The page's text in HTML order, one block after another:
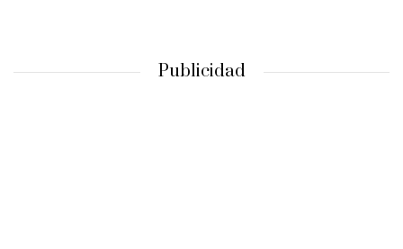
Publicidad